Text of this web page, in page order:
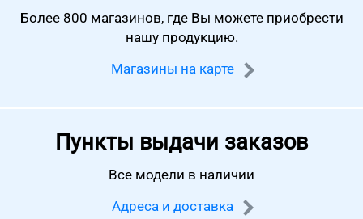
Более 800 магазинов, где Вы можете приобрести
нашу продукцию.
Магазины на карте
Пункты выдачи заказов
Все модели в наличии
Адреса и доставка